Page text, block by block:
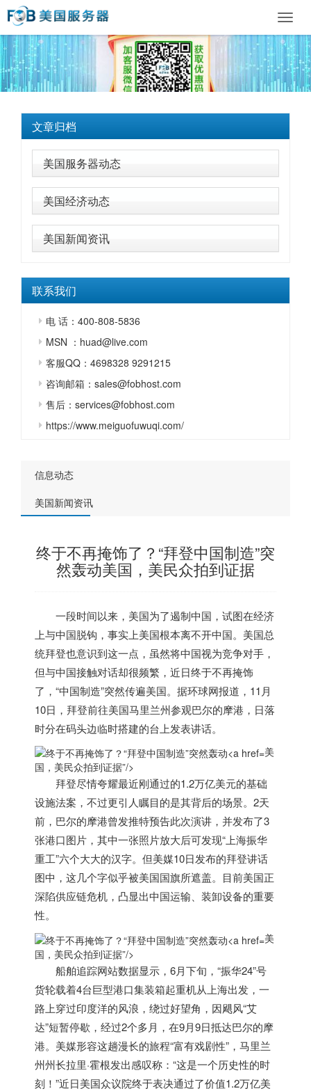
文章归档
美国服务器动态
美国经济动态
美国新闻资讯
联系我们
电 话：400-808-5836
MSN ：huad@live.com
客服QQ：4698328 9291215
咨询邮箱：sales@fobhost.com
售后：services@fobhost.com
https://www.meiguofuwuqi.com/
信息动态
美国新闻资讯
终于不再掩饰了？“拜登中国制造”突
然轰动美国，美民众拍到证据
一段时间以来， 美国为了遏制中国，试图在经济
上与中国脱钩，事实上美国根本离不开中国。 美国总
统拜登也意识到这一点，虽然将中国视为竞争对手，
但与中国接触对话却很频繁，近日终于不再掩饰
了，“中国制造”突然传遍美国。据环球网报道，11月
10日，拜登前往美国马里兰州参观巴尔的摩港，日落
时分在码头边临时搭建的台上发表讲话。
美
国，美民众拍到证据”/>
拜登尽情夸耀最近刚通过的1.2万亿美元的基础
设施法案，不过更引人瞩目的是其背后的场景。2天
前，巴尔的摩港曾发推特预告此次演讲，并发布了3
张港口图片，其中一张照片放大后可发现“上海振华
重工”六个大大的汉字。但美媒10日发布的拜登讲话
图中，这几个字似乎被美国国旗所遮盖。目前美国正
深陷供应链危机，凸显出中国运输、装卸设备的重要
性。
美
国，美民众拍到证据”/>
船舶追踪网站数据显示，6月下旬，“振华24”号
货轮载着4台巨型港口集装箱起重机从上海出发，一
路上穿过印度洋的风浪，绕过好望角，因飓风“艾
达”短暂停歇，经过2个多月，在9月9日抵达巴尔的摩
港。美媒形容这趟漫长的旅程“富有戏剧性”，马里兰
州州长拉里·霍根发出感叹称：“这是一个历史性的时
刻！”近日美国众议院终于表决通过了价值1.2万亿美